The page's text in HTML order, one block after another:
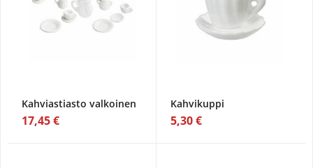
Kahviastiasto valkoinen
17,45 €
Kahvikuppi
5,30 €